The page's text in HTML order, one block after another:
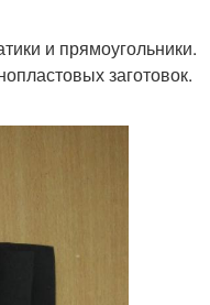
и прямоугольники.
заготовок.